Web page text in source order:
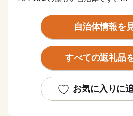
し、鬼怒川、小貝川の2大河川が流
沿いには、広大な水田地帯が広が
4つのゴルフ場、住宅地が形成され
置付けされています。
道路網は、北部に国道354号線、西
中央部を常磐自動車道が走り、国
自治体情報を
すべての返礼品
お気に入りに